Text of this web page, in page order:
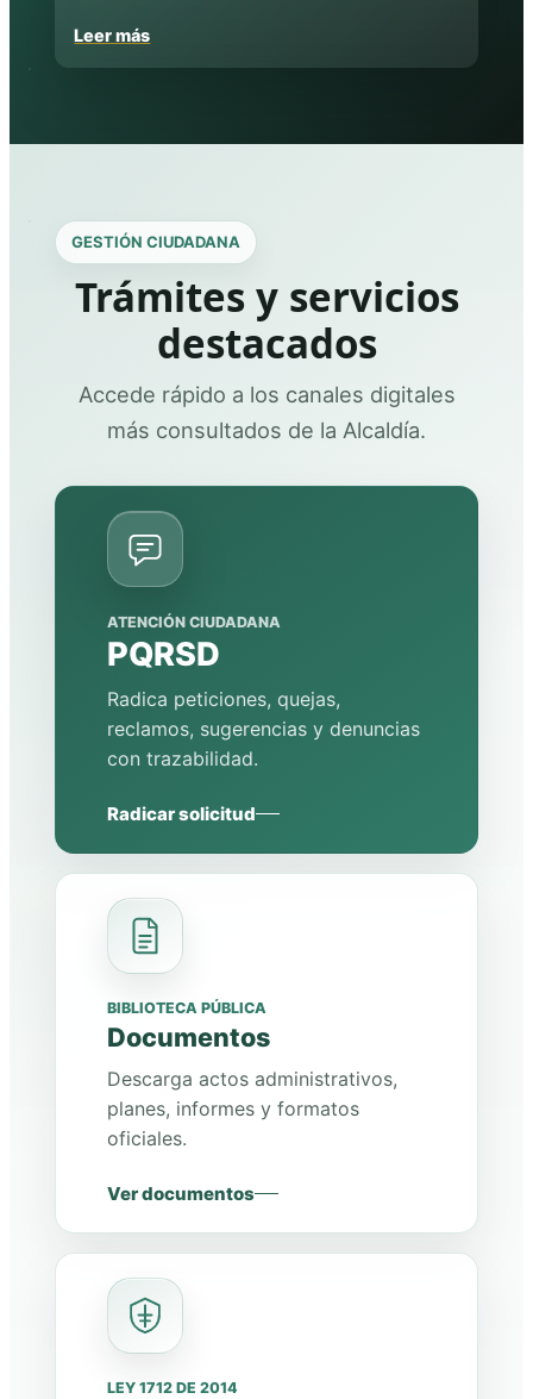
Leer más
GESTIÓN CIUDADANA
Trámites y servicios
destacados
Accede rápido a los canales digitales
más consultados de la Alcaldía.
ATENCIÓN CIUDADANA
PQRSD
Radica peticiones, quejas,
reclamos, sugerencias y denuncias
con trazabilidad.
Radicar solicitud
BIBLIOTECA PÚBLICA
Documentos
Descarga actos administrativos,
planes, informes y formatos
oficiales.
Ver documentos
LEY 1712 DE 2014